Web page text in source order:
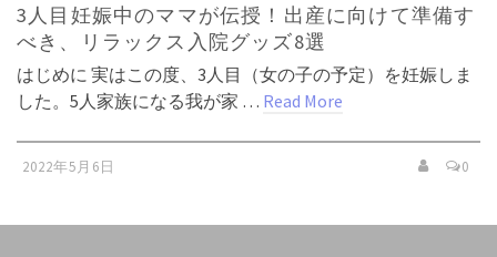
3人目妊娠中のママが伝授！出産に向けて準備す
べき、リラックス入院グッズ8選
はじめに 実はこの度、3人目（女の子の予定）を妊娠しま
した。5人家族になる我が家 … Read More
2022年5月6日 0